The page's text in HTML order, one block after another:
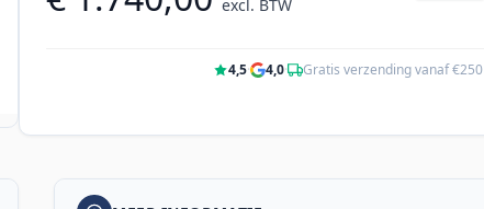
excl. BTW
4,5· 4,0· Gratis verzending vanaf €250